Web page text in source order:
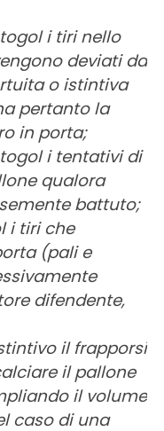
i tiri nello
deviati da
o istintiva
pertanto la
in porta;
i tentativi di
qualora
battuto;
i tiri che
(pali e
difendente,
il frapporsi
il pallone
il volume
caso di una